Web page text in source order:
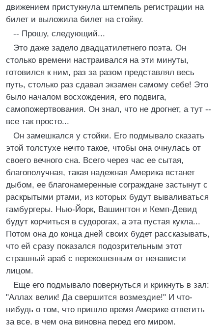
движением пристукнула штемпель регистрации на
билет и выложила билет на стойку.
-- Прошу, следующий...
Это даже задело двадцатилетнего поэта. Он
столько времени настраивался на эти минуты,
готовился к ним, раз за разом представлял весь
путь, столько раз сдавал экзамен самому себе! Это
было началом восхождения, его подвига,
самопожертвования. Он знал, что не дрогнет, а тут --
все так просто...
Он замешкался у стойки. Его подмывало сказать
этой толстухе нечто такое, чтобы она очнулась от
своего вечного сна. Всего через час ее сытая,
благополучная, такая надежная Америка встанет
дыбом, ее благонамеренные сограждане застынут с
раскрытыми ртами, из которых будут вываливаться
гамбургеры. Нью-Йорк, Вашингтон и Кемп-Девид
будут корчиться в судорогах, а эта пустая кукла...
Потом она до конца дней своих будет рассказывать,
что ей сразу показался подозрительным этот
страшный араб с перекошенным от ненависти
лицом.
Еще его подмывало повернуться и крикнуть в зал:
"Аллах велик! Да свершится возмездие!" И что-
нибудь о том, что пришло время Америке ответить
за все, в чем она виновна перед его миром.